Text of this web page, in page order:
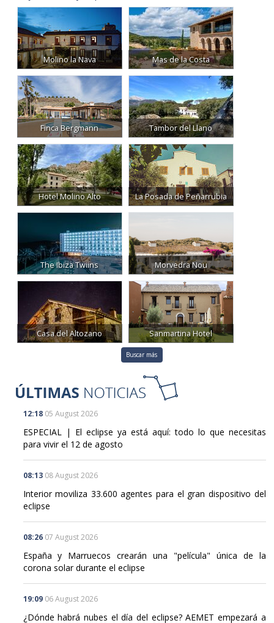
Molino la Nava Mas de la Costa
Finca Bergmann Tambor del Llano
Hotel Molino Alto La Posada de Peñarrubia
The Ibiza Twiins Morvedra Nou
Casa del Altozano Sanmartina Hotel
Buscar más
12:18 05 August 2026
ESPECIAL | El eclipse ya está aquí: todo lo que necesitas
para vivir el 12 de agosto
08:13 08 August 2026
Interior moviliza 33.600 agentes para el gran dispositivo del
eclipse
08:26 07 August 2026
España y Marruecos crearán una "película" única de la
corona solar durante el eclipse
19:09 06 August 2026
¿Dónde habrá nubes el día del eclipse? AEMET empezará a